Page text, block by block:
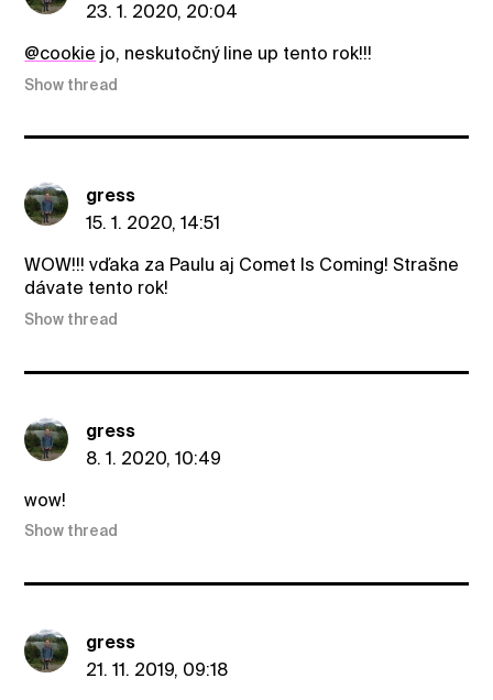
23. 1. 2020, 20:04
@cookie jo, neskutočný line up tento rok!!!
Show thread
gress
15. 1. 2020, 14:51
WOW!!! vďaka za Paulu aj Comet Is Coming! Strašne
dávate tento rok!
Show thread
gress
8. 1. 2020, 10:49
wow!
Show thread
gress
21. 11. 2019, 09:18